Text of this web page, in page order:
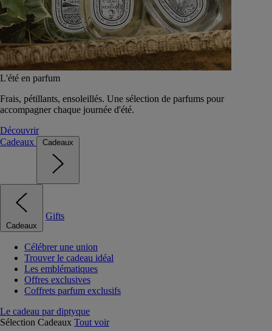
L'été en parfum
Frais, pétillants, ensoleillés. Une sélection de parfums pour
accompagner chaque journée d'été.
Découvrir
Cadeaux
Cadeaux
Cadeaux
Gifts
Célébrer une union
Trouver le cadeau idéal
Les emblématiques
Offres exclusives
Coffrets parfum exclusifs
Le cadeau par diptyque
Sélection Cadeaux Tout voir